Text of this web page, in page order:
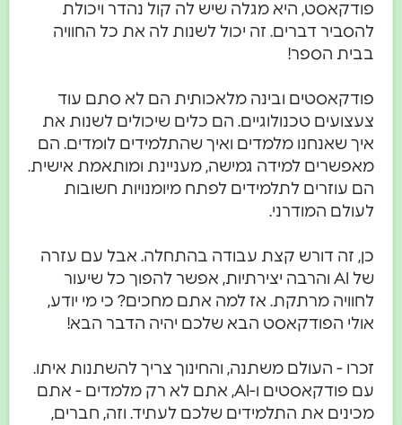
פודקאסט, היא מגלה שיש לה קול נהדר ויכולת
להסביר דברים. זה יכול לשנות לה את כל החוויה
בבית הספר!
פודקאסטים ובינה מלאכותית הם לא סתם עוד
צעצועים טכנולוגיים. הם כלים שיכולים לשנות את
איך שאנחנו מלמדים ואיך שהתלמידים לומדים. הם
מאפשרים למידה גמישה, מעניינת ומותאמת אישית.
הם עוזרים לתלמידים לפתח מיומנויות חשובות
לעולם המודרני.
כן, זה דורש קצת עבודה בהתחלה. אבל עם עזרה
של AI והרבה יצירתיות, אפשר להפוך כל שיעור
לחוויה מרתקת. אז למה אתם מחכים? כי מי יודע,
אולי הפודקאסט הבא שלכם יהיה הדבר הבא!
זכרו - העולם משתנה, והחינוך צריך להשתנות איתו.
עם פודקאסטים ו-AI, אתם לא רק מלמדים - אתם
מכינים את התלמידים שלכם לעתיד. וזה, חברים,